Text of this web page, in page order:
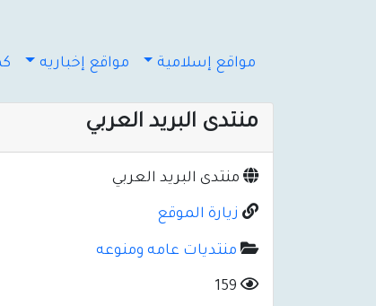
مواقع إسلامية مواقع إخباريه
منتدى البريد العربي
منتدى البريد العربي
زيارة الموقع
منتديات عامه ومنوعه